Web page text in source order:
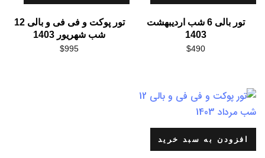
تور بالی 6 شب اردیبهشت
1403
$490
تور پوکت و فی فی و بالی 12
شب شهریور 1403
$995
افزودن به سبد خرید